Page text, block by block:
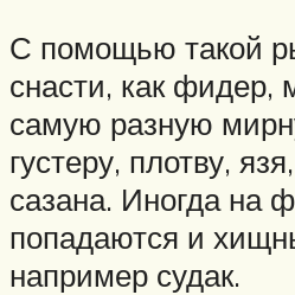
С помощью такой
снасти, как фидер,
самую разную
густеру, плотву,
сазана. Иногда на
попадаются и
например судак.